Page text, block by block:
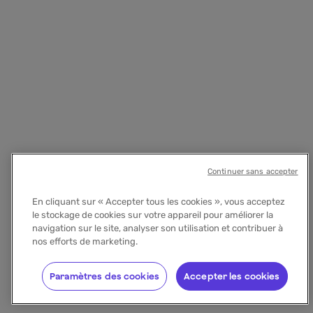
En cliquant sur « Accepter tous les cookies », vous acceptez
le stockage de cookies sur votre appareil pour améliorer la
navigation sur le site, analyser son utilisation et contribuer à
nos efforts de marketing.
Accepter les cookies
Paramètres des cookies
Continuer sans accepter